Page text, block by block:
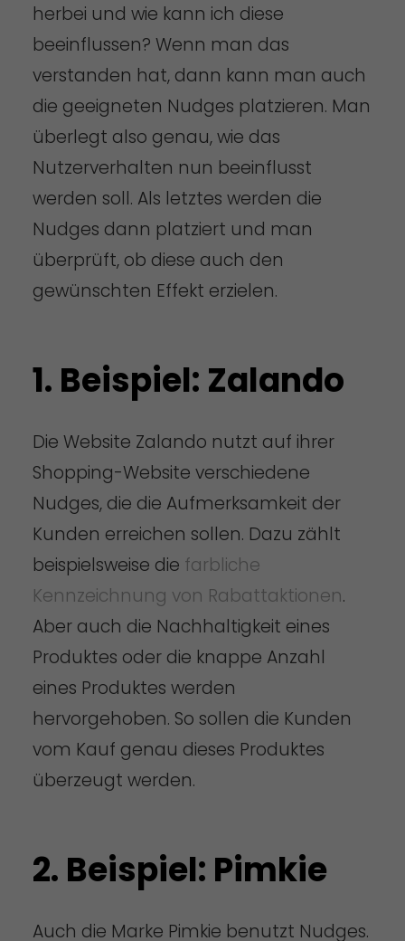
herbei und wie kann ich diese
beeinflussen? Wenn man das
verstanden hat, dann kann man auch
die geeigneten Nudges platzieren. Man
überlegt also genau, wie das
Nutzerverhalten nun beeinflusst
werden soll. Als letztes werden die
Nudges dann platziert und man
überprüft, ob diese auch den
gewünschten Effekt erzielen.
1. Beispiel: Zalando
Die Website Zalando nutzt auf ihrer
Shopping-Website verschiedene
Nudges, die die Aufmerksamkeit der
Kunden erreichen sollen. Dazu zählt
beispielsweise die farbliche
Kennzeichnung von Rabattaktionen.
Aber auch die Nachhaltigkeit eines
Produktes oder die knappe Anzahl
eines Produktes werden
hervorgehoben. So sollen die Kunden
vom Kauf genau dieses Produktes
überzeugt werden.
2. Beispiel: Pimkie
Auch die Marke Pimkie benutzt Nudges.